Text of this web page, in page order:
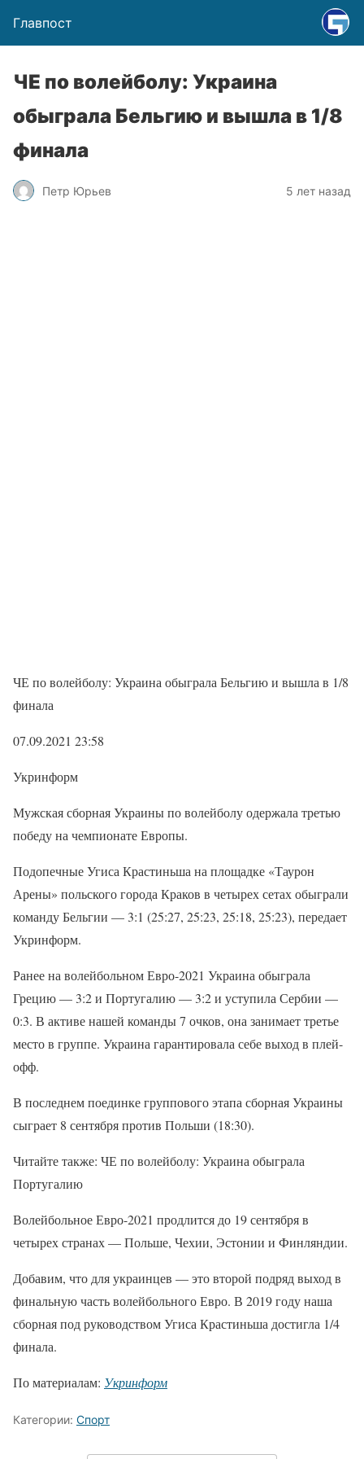
Главпост
ЧЕ по волейболу: Украина
обыграла Бельгию и вышла в 1/8
финала
Петр Юрьев 5 лет назад
ЧЕ по волейболу: Украина обыграла Бельгию и вышла в 1/8
финала
07.09.2021 23:58
Укринформ
Мужская сборная Украины по волейболу одержала третью
победу на чемпионате Европы.
Подопечные Угиса Крастиньша на площадке «Таурон
Арены» польского города Краков в четырех сетах обыграли
команду Бельгии — 3:1 (25:27, 25:23, 25:18, 25:23), передает
Укринформ.
Ранее на волейбольном Евро-2021 Украина обыграла
Грецию — 3:2 и Португалию — 3:2 и уступила Сербии —
0:3. В активе нашей команды 7 очков, она занимает третье
место в группе. Украина гарантировала себе выход в плей-
офф.
В последнем поединке группового этапа сборная Украины
сыграет 8 сентября против Польши (18:30).
Читайте также: ЧЕ по волейболу: Украина обыграла
Португалию
Волейбольное Евро-2021 продлится до 19 сентября в
четырех странах — Польше, Чехии, Эстонии и Финляндии.
Добавим, что для украинцев — это второй подряд выход в
финальную часть волейбольного Евро. В 2019 году наша
сборная под руководством Угиса Крастиньша достигла 1/4
финала.
По материалам: Укринформ
Категории: Спорт